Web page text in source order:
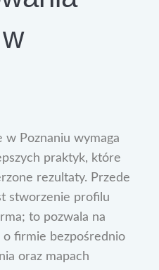
w Poznaniu wymaga
praktyk, które
rezultaty. Przede
stworzenie profilu
to pozwala na
firmie bezpośrednio
oraz mapach